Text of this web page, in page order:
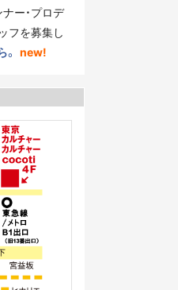
ー・プロデ
フを募集し
new!